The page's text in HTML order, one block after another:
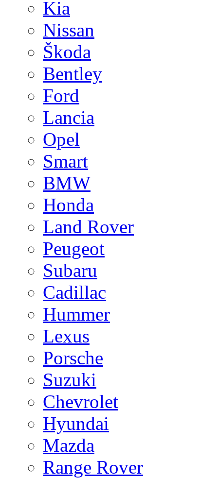
Kia
Nissan
Škoda
Bentley
Ford
Lancia
Opel
Smart
BMW
Honda
Land Rover
Peugeot
Subaru
Cadillac
Hummer
Lexus
Porsche
Suzuki
Chevrolet
Hyundai
Mazda
Range Rover